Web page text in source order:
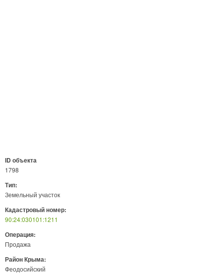
ID объекта
1798
Тип:
Земельный участок
Кадастровый номер:
90:24:030101:1211
Операция:
Продажа
Район Крыма:
Феодосийский